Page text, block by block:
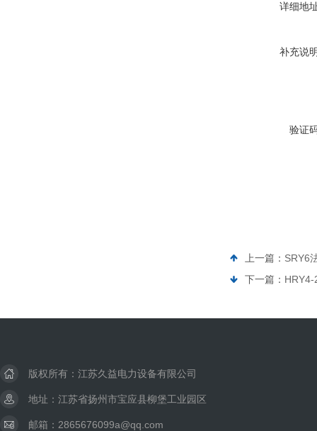
详细地
补充说
验证
上一篇： SRY6
下一篇： HRY4-
版权所有：江苏久益电力设备有限公司
地址：江苏省扬州市宝应县柳堡工业园区
邮箱：2865676099a@qq.com